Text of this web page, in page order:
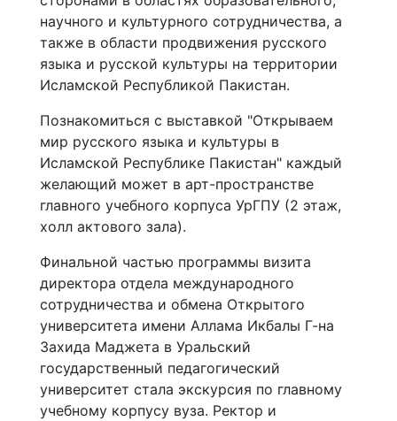
научного и культурного сотрудничества, а
также в области продвижения русского
языка и русской культуры на территории
Исламской Республикой Пакистан.
Познакомиться с выставкой "Открываем
мир русского языка и культуры в
Исламской Республике Пакистан" каждый
желающий может в арт-пространстве
главного учебного корпуса УрГПУ (2 этаж,
холл актового зала).
Финальной частью программы визита
директора отдела международного
сотрудничества и обмена Открытого
университета имени Аллама Икбалы Г-на
Захида Маджета в Уральский
государственный педагогический
университет стала экскурсия по главному
учебному корпусу вуза. Ректор и